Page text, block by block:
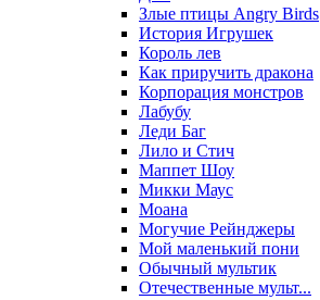
Злые птицы Angry Birds
История Игрушек
Король лев
Как приручить дракона
Корпорация монстров
Лабубу
Леди Баг
Лило и Стич
Маппет Шоу
Микки Маус
Моана
Могучие Рейнджеры
Мой маленький пони
Обычный мультик
Отечественные мульт...